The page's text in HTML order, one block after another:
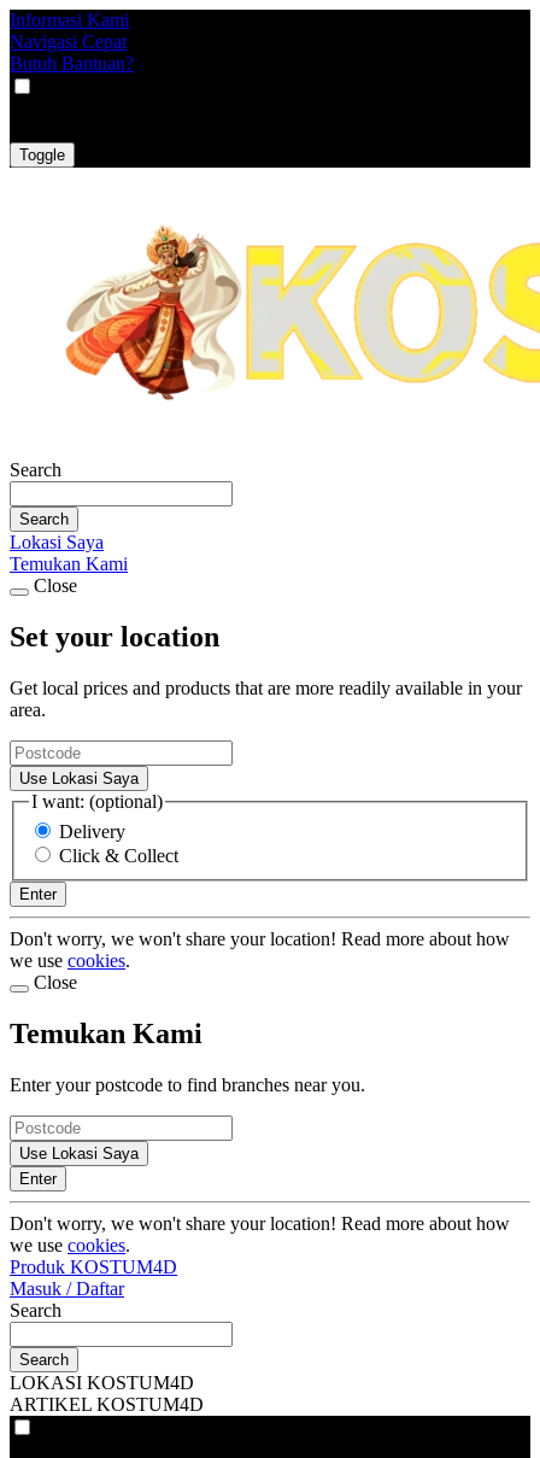
Informasi Kami
Navigasi Cepat
Butuh Bantuan?
Toggle
Search
Search
Lokasi Saya
Temukan Kami
Close
Set your location
Get local prices and products that are more readily available in your
area.
Use Lokasi Saya
I want: (optional)
Delivery
Click & Collect
Enter
Don't worry, we won't share your location! Read more about how
we use cookies.
Close
Temukan Kami
Enter your postcode to find branches near you.
Use Lokasi Saya
Enter
Don't worry, we won't share your location! Read more about how
we use cookies.
Produk KOSTUM4D
Masuk / Daftar
Search
Search
LOKASI KOSTUM4D
ARTIKEL KOSTUM4D